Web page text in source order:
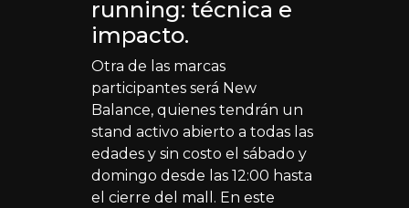
running: técnica e
impacto.
Otra de las marcas
participantes será New
Balance, quienes tendrán un
stand activo abierto a todas las
edades y sin costo el sábado y
domingo desde las 12:00 hasta
el cierre del mall. En este